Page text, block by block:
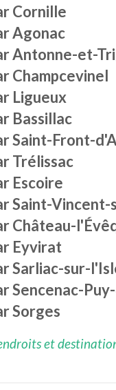
Cornille
Agonac
Antonne-et-
Champcevinel
Ligueux
Bassillac
Saint-Front-
Trélissac
Escoire
Saint-Vincent-
Château-
Eyvirat
Sarliac-sur-
Sencenac-
Sorges
et